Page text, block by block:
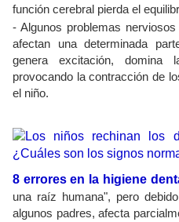
función cerebral pierda el
- Algunos problemas
afectan una determinada
genera excitación, domina
provocando la contracción de
el niño.
8 errores en la higiene
una raíz humana", pero
algunos padres, afecta